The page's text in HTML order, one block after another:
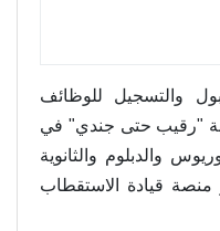
والتسجيل للوظائف
"رقيب حتى جندي" في
والدبلوم والثانوية
منصة قيادة الاستقطاب